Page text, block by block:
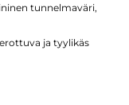
tunnelmaväri,
ja tyylikäs